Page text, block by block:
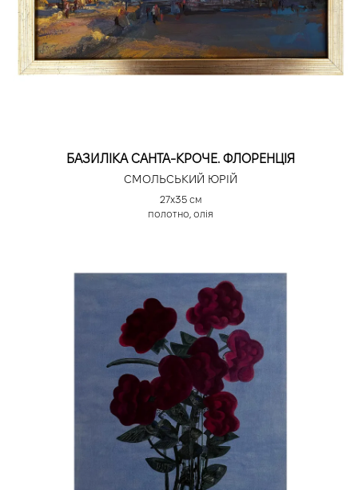
БАЗИЛІКА САНТА-КРОЧЕ. ФЛОРЕНЦІЯ
СМОЛЬСЬКИЙ ЮРІЙ
27х35 см
полотно, олія